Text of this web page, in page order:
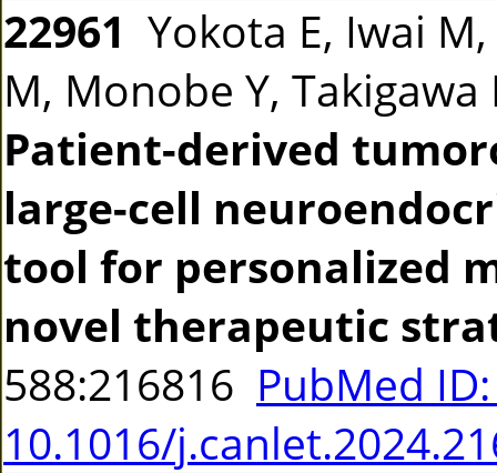
22961 Yokota E, Iwai
M, Monobe Y,
Patient-derived
large-cell
tool for personalized
novel therapeutic
588:216816 PubMed
10.1016/